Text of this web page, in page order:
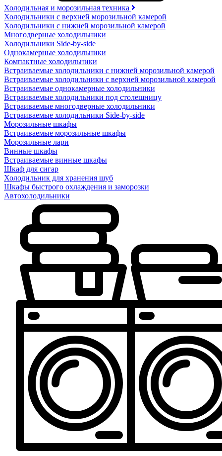
Холодильная и морозильная техника
Холодильники с верхней морозильной камерой
Холодильники с нижней морозильной камерой
Многодверные холодильники
Холодильники Side-by-side
Однокамерные холодильники
Компактные холодильники
Встраиваемые холодильники с нижней морозильной камерой
Встраиваемые холодильники с верхней морозильной камерой
Встраиваемые однокамерные холодильники
Встраиваемые холодильники под столешницу
Встраиваемые многодверные холодильники
Встраиваемые холодильники Side-by-side
Морозильные шкафы
Встраиваемые морозильные шкафы
Морозильные лари
Винные шкафы
Встраиваемые винные шкафы
Шкаф для сигар
Холодильник для хранения шуб
Шкафы быстрого охлаждения и заморозки
Автохолодильники